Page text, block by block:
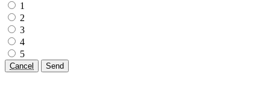
1
2
3
4
5
Cancel Send